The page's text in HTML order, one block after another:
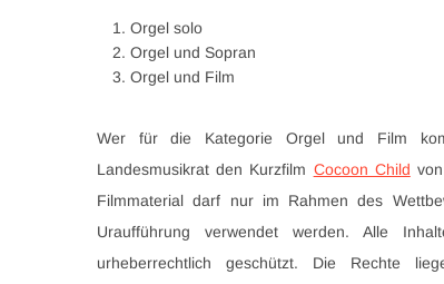
Orgel solo
Orgel und Sopran
Orgel und Film
Wer für die Kategorie Orgel und Film
Landesmusikrat den Kurzfilm Cocoon Child von
Filmmaterial darf nur im Rahmen des
Uraufführung verwendet werden. Alle
urheberrechtlich geschützt. Die Rechte